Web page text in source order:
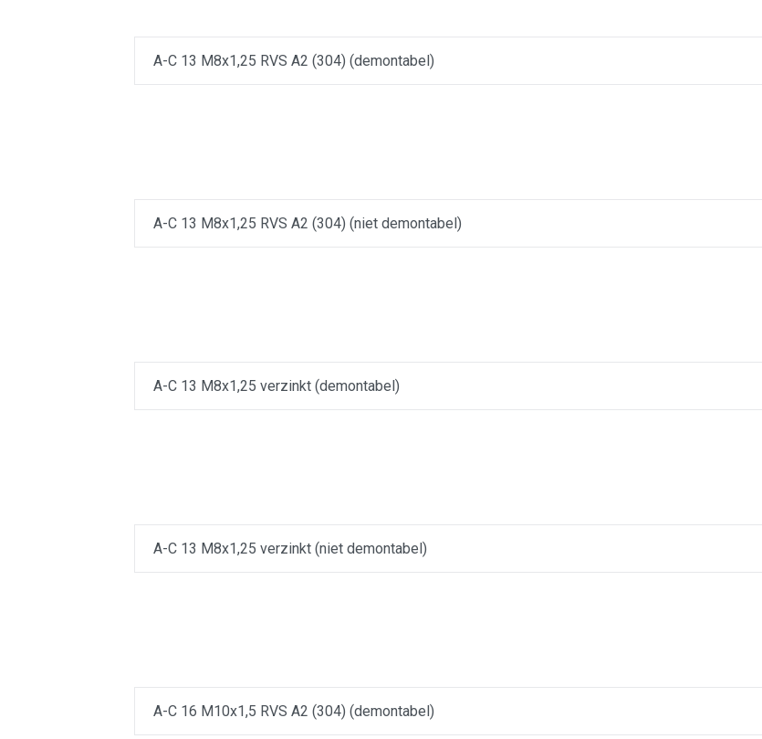
A-C 13 M8x1,25 RVS A2 (304) (demontabel)
A-C 13 M8x1,25 RVS A2 (304) (niet demontabel)
A-C 13 M8x1,25 verzinkt (demontabel)
A-C 13 M8x1,25 verzinkt (niet demontabel)
A-C 16 M10x1,5 RVS A2 (304) (demontabel)